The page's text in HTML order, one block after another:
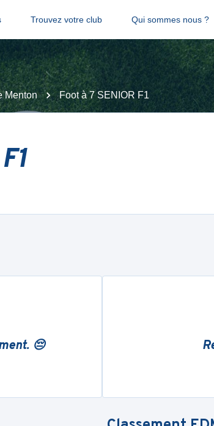
Trouvez votre club Qui sommes nous ?
Menton Foot à 7 SENIOR F1
😔